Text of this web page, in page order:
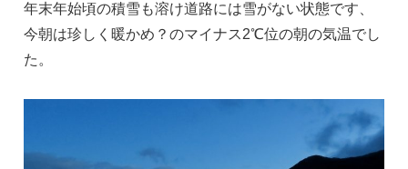
年末年始頃の積雪も溶け道路には雪がない状態です、
今朝は珍しく暖かめ？のマイナス2℃位の朝の気温でし
た。